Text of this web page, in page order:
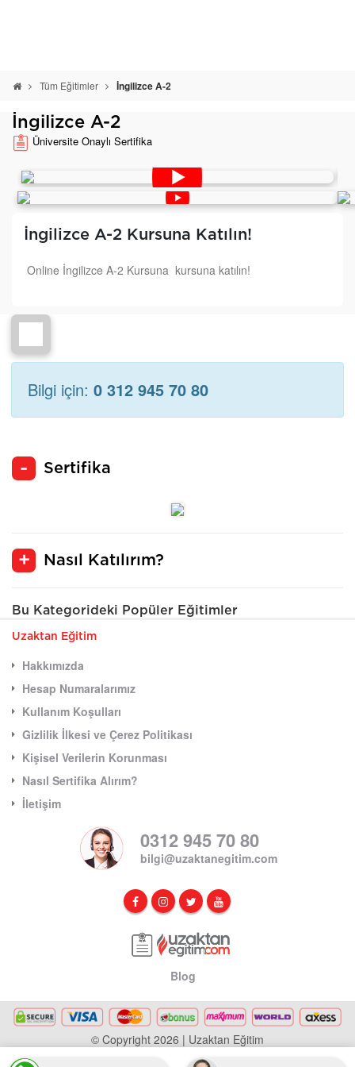
Tüm Eğitimler İngilizce A-2
İngilizce A-2
Üniversite Onaylı Sertifika
İngilizce A-2 Kursuna Katılın!
Online İngilizce A-2 Kursuna kursuna katılın!
Bilgi için: 0 312 945 70 80
Sertifika
Nasıl Katılırım?
Bu Kategorideki Popüler Eğitimler
Uzaktan Eğitim
Hakkımızda
Hesap Numaralarımız
Kullanım Koşulları
Gizlilik İlkesi ve Çerez Politikası
Kişisel Verilerin Korunması
Nasıl Sertifika Alırım?
İletişim
0312 945 70 80
bilgi@uzaktanegitim.com
Blog
© Copyright 2026 | Uzaktan Eğitim